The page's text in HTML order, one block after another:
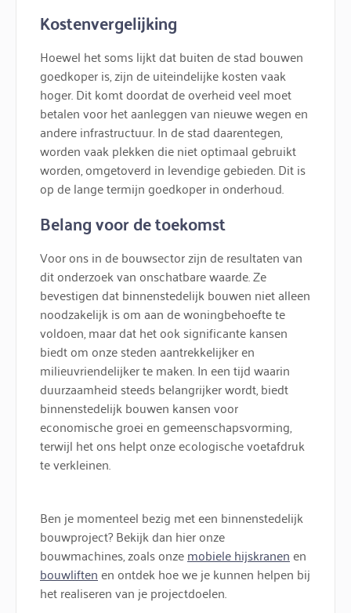
Kostenvergelijking
Hoewel het soms lijkt dat buiten de stad bouwen
goedkoper is, zijn de uiteindelijke kosten vaak
hoger. Dit komt doordat de overheid veel moet
betalen voor het aanleggen van nieuwe wegen en
andere infrastructuur. In de stad daarentegen,
worden vaak plekken die niet optimaal gebruikt
worden, omgetoverd in levendige gebieden. Dit is
op de lange termijn goedkoper in onderhoud.
Belang voor de toekomst
Voor ons in de bouwsector zijn de resultaten van
dit onderzoek van onschatbare waarde. Ze
bevestigen dat binnenstedelijk bouwen niet alleen
noodzakelijk is om aan de woningbehoefte te
voldoen, maar dat het ook significante kansen
biedt om onze steden aantrekkelijker en
milieuvriendelijker te maken. In een tijd waarin
duurzaamheid steeds belangrijker wordt, biedt
binnenstedelijk bouwen kansen voor
economische groei en gemeenschapsvorming,
terwijl het ons helpt onze ecologische voetafdruk
te verkleinen.
Ben je momenteel bezig met een binnenstedelijk
bouwproject? Bekijk dan hier onze
bouwmachines, zoals onzemobiele hijskranenen
bouwliftenen ontdek hoe we je kunnen helpen bij
het realiseren van je projectdoelen.